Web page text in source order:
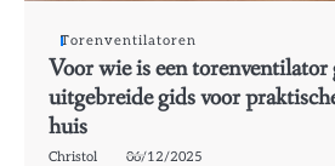
Torenventilatoren
Voor wie is een torenventilator
uitgebreide gids voor
huis
Christol 06/12/2025